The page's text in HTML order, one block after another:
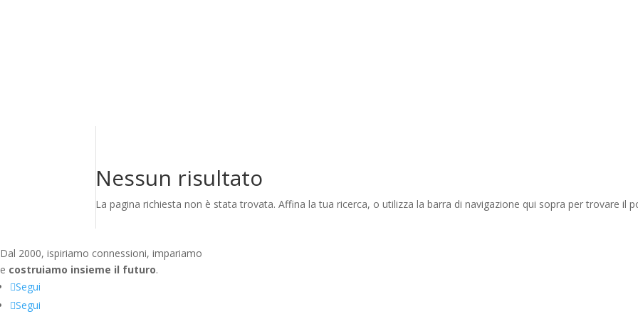
Nessun risultato
La pagina richiesta non è stata trovata. Affina la tua ricerca, o utilizza la barra di navigazione qui sopra per trovare il
Dal 2000, ispiriamo connessioni, impariamo
e costruiamo insieme il futuro.
Segui
Segui